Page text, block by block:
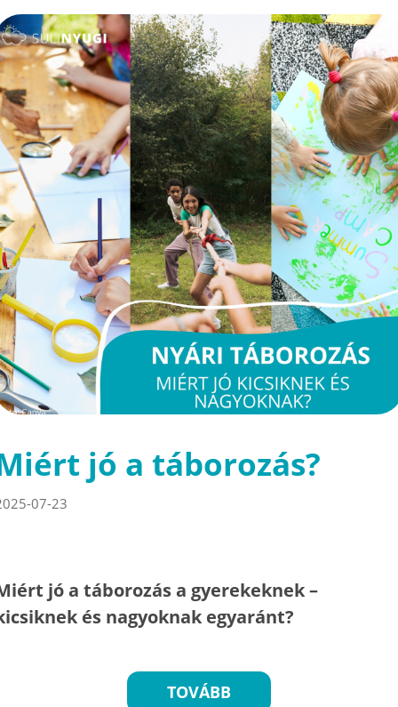
jó a táborozás?
07-23
jó a táborozás a gyerekeknek –
és nagyoknak egyaránt?
TOVÁBB